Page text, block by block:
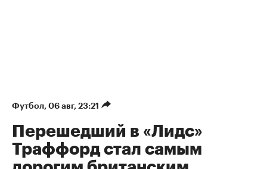
Футбол 06 авг, 23:21
Перешедший в «Лидс»
Траффорд стал самым